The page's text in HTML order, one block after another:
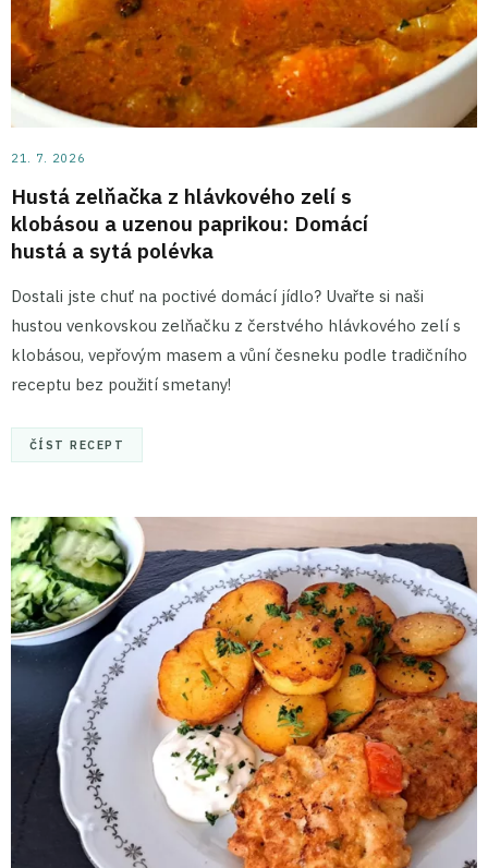
21. 7. 2026
Hustá zelňačka z hlávkového zelí s
klobásou a uzenou paprikou: Domácí
hustá a sytá polévka
Dostali jste chuť na poctivé domácí jídlo? Uvařte si naši
hustou venkovskou zelňačku z čerstvého hlávkového zelí s
klobásou, vepřovým masem a vůní česneku podle tradičního
receptu bez použití smetany!
ČÍST RECEPT